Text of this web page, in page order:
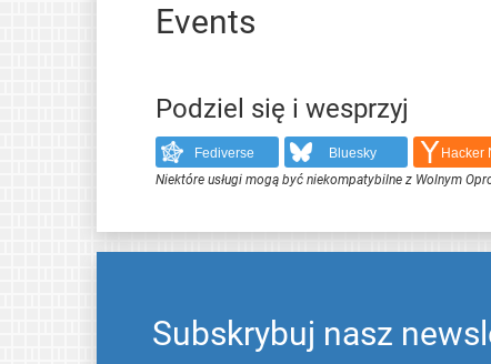
Events
Podziel się i wesprzyj
Fediverse Bluesky Hacker
Niektóre usługi mogą być niekompatybilne z Wolnym
Subskrybuj nasz